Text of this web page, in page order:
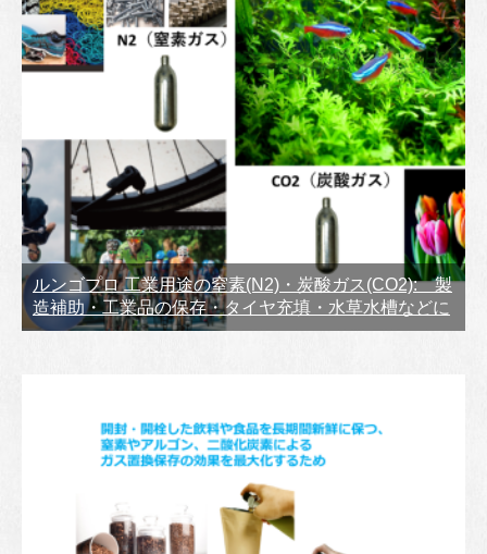
ルンゴプロ 工業用途の窒素(N2)・炭酸ガス(CO2): 製
造補助・工業品の保存・タイヤ充填・水草水槽などに